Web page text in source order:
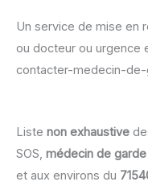
Un service de mise en
ou docteur ou urgence
contacter-medecin-de-
Liste non exhaustive
SOS, médecin de
et aux environs du